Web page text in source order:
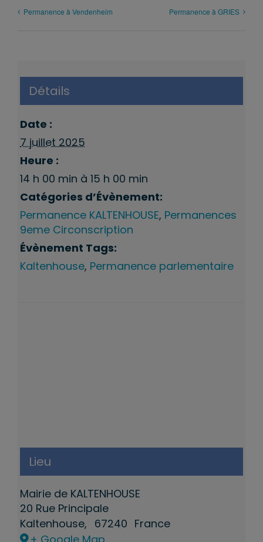
Permanence à Vendenheim Permanence à GRIES
Détails
Date :
7 juillet 2025
Heure :
14 h 00 min à 15 h 00 min
Catégories d’Évènement:
Permanence KALTENHOUSE, Permanences
9eme Circonscription
Évènement Tags:
Kaltenhouse, Permanence parlementaire
Lieu
Mairie de KALTENHOUSE
20 Rue Principale
Kaltenhouse, 67240 France